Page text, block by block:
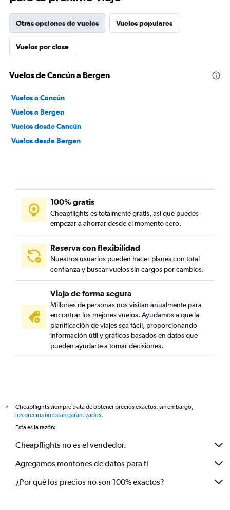
Otras opciones de vuelos Vuelos populares
Vuelos por clase
Vuelos de Cancún a Bergen
Vuelos a Cancún
Vuelos a Bergen
Vuelos desde Cancún
Vuelos desde Bergen
100% gratis
Cheapflights es totalmente gratis, así que puedes
empezar a ahorrar desde el momento cero.
Reserva con flexibilidad
Nuestros usuarios pueden hacer planes con total
confianza y buscar vuelos sin cargos por cambios.
Viaja de forma segura
Millones de personas nos visitan anualmente para
encontrar los mejores vuelos. Ayudamos a que la
planificación de viajes sea fácil, proporcionando
información útil y gráficos basados en datos que
pueden ayudarte a tomar decisiones.
*
Cheapflights siempre trata de obtener precios exactos, sin embargo,
los precios no están garantizados.
Esta es la razón:
Cheapflights no es el vendedor.
Agregamos montones de datos para ti
¿Por qué los precios no son 100% exactos?